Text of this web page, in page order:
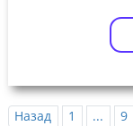
Назад 1 ... 9